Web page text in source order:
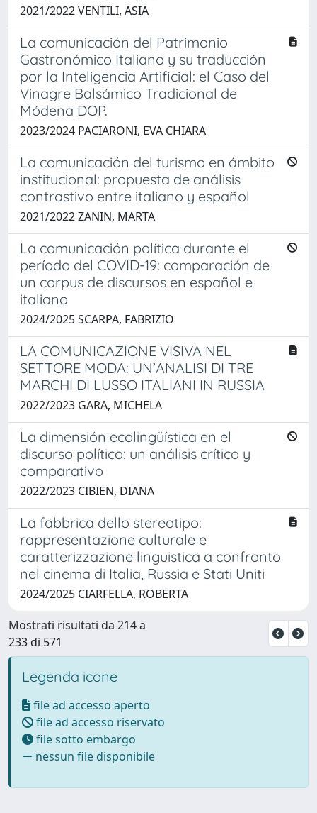
2021/2022 VENTILI, ASIA
La comunicación del Patrimonio
Gastronómico Italiano y su traducción
por la Inteligencia Artificial: el Caso del
Vinagre Balsámico Tradicional de
Módena DOP.
2023/2024 PACIARONI, EVA CHIARA
La comunicación del turismo en ámbito
institucional: propuesta de análisis
contrastivo entre italiano y español
2021/2022 ZANIN, MARTA
La comunicación política durante el
período del COVID-19: comparación de
un corpus de discursos en español e
italiano
2024/2025 SCARPA, FABRIZIO
LA COMUNICAZIONE VISIVA NEL
SETTORE MODA: UN’ANALISI DI TRE
MARCHI DI LUSSO ITALIANI IN RUSSIA
2022/2023 GARA, MICHELA
La dimensión ecolingüística en el
discurso político: un análisis crítico y
comparativo
2022/2023 CIBIEN, DIANA
La fabbrica dello stereotipo:
rappresentazione culturale e
caratterizzazione linguistica a confronto
nel cinema di Italia, Russia e Stati Uniti
2024/2025 CIARFELLA, ROBERTA
Mostrati risultati da 214 a
233 di 571
Legenda icone
file ad accesso aperto
file ad accesso riservato
file sotto embargo
nessun file disponibile